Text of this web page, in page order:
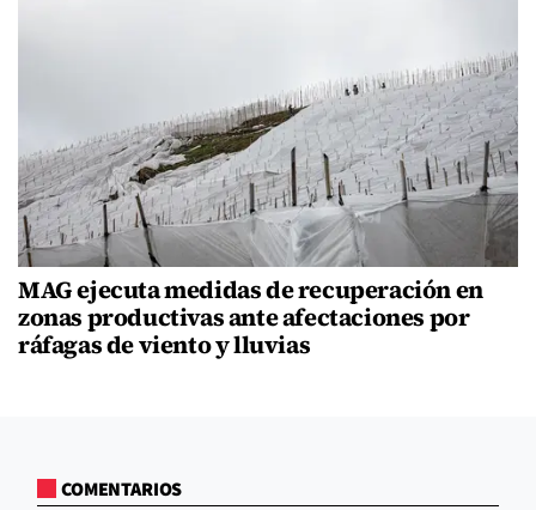
MAG ejecuta medidas de recuperación en
zonas productivas ante afectaciones por
ráfagas de viento y lluvias
COMENTARIOS